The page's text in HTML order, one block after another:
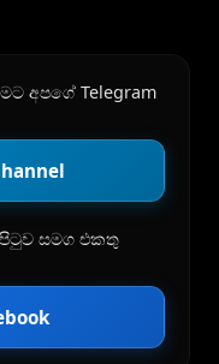
අපගේ Telegram
පිටුව සමග එකතු